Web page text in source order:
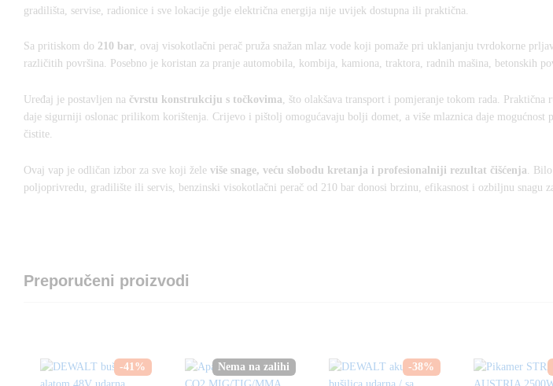
gradilišta, servise, radionice i sve lokacije gdje električna energija nije uvijek dostupna ili praktična.
Sa pritiskom do 210 bar, ovaj visokotlačni perač pruža snažan mlaz vode koji pomaže pri uklanjanju tvrdokorne
različitih površina. Posebno je koristan za pranje automobila, kombija, kamiona, traktora, radnih mašina, betonskih
Uređaj je postavljen na čvrstu konstrukciju s točkovima, što olakšava transport i pomjeranje tokom rada.
daje sigurniji oslonac prilikom korištenja. Crijevo i pištolj omogućavaju bolji domet, a više mlaznica daje mogućnost
čistite.
Ovaj vap je odličan izbor za sve koji žele više snage, veću slobodu kretanja i profesionalniji rezultat čišćenja .
poljoprivredu, gradilište ili servis, benzinski visokotlačni perač od 210 bar donosi brzinu, efikasnost i ozbiljnu snagu
Preporučeni proizvodi
-41 % Nema na zalihi -38%